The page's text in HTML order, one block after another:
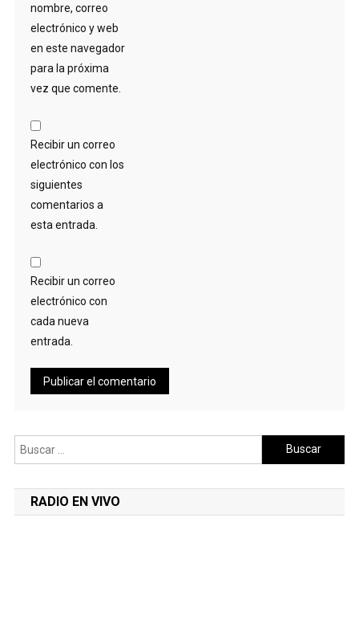
nombre, correo
electrónico y web
en este navegador
para la próxima
vez que comente.
Recibir un correo
electrónico con los
siguientes
comentarios a
esta entrada.
Recibir un correo
electrónico con
cada nueva
entrada.
Buscar:
RADIO EN VIVO